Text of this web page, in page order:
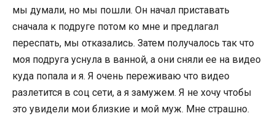
мы думали, но мы пошли. Он начал приставать
сначала к подруге потом ко мне и предлагал
переспать, мы отказались. Затем получалось так что
моя подруга уснула в ванной, а они сняли ее на видео
куда попала и я. Я очень переживаю что видео
разлетится в соц сети, а я замужем. Я не хочу чтобы
это увидели мои близкие и мой муж. Мне страшно.